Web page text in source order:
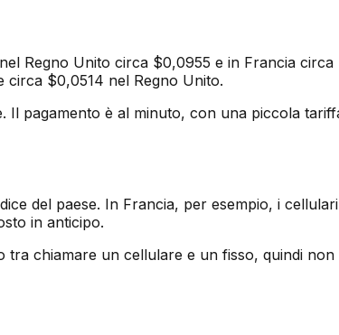
Regno Unito circa $0,0955 e in Francia circa
$0,0514 nel Regno Unito.
pagamento è al minuto, con una piccola
del paese. In Francia, per esempio, i
in anticipo.
chiamare un cellulare e un fisso, quindi